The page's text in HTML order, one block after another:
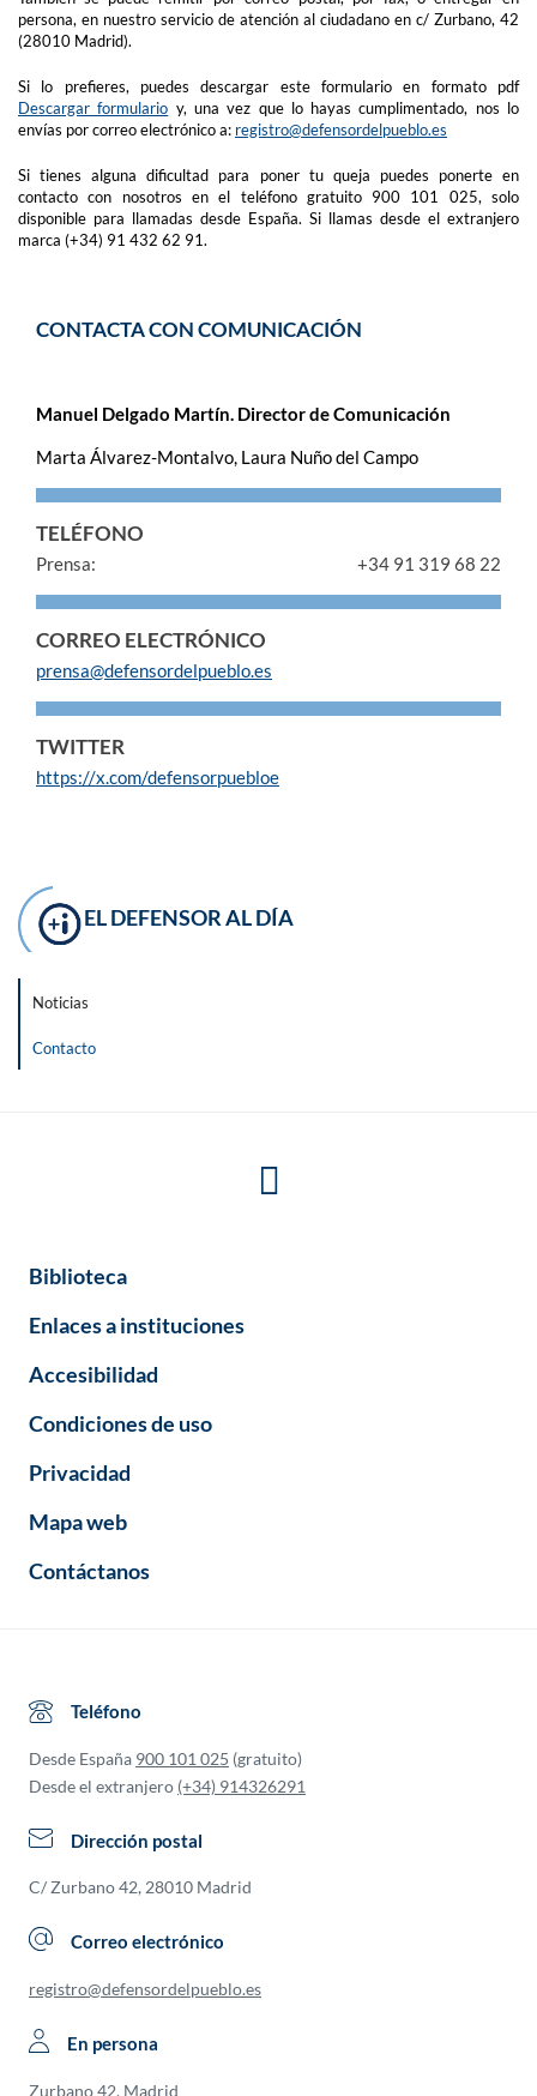
persona, en nuestro servicio de atención al ciudadano en c/ Zurbano, 42
(28010 Madrid).
Si lo prefieres, puedes descargar este formulario en formato pdf
Descargar formulario y, una vez que lo hayas cumplimentado, nos lo
envías por correo electrónico a: registro@defensordelpueblo.es
Si tienes alguna dificultad para poner tu queja puedes ponerte en
contacto con nosotros en el teléfono gratuito 900 101 025, solo
disponible para llamadas desde España. Si llamas desde el extranjero
marca (+34) 91 432 62 91.
CONTACTA CON COMUNICACIÓN
Manuel Delgado Martín. Director de Comunicación
Marta Álvarez-Montalvo, Laura Nuño del Campo
TELÉFONO
Prensa: +34 91 319 68 22
CORREO ELECTRÓNICO
prensa@defensordelpueblo.es
TWITTER
https://x.com/defensorpuebloe
EL DEFENSOR AL DÍA
Noticias
Contacto
Biblioteca
Enlaces a instituciones
Accesibilidad
Condiciones de uso
Privacidad
Mapa web
Contáctanos
Teléfono
Desde España 900 101 025 (gratuito)
Desde el extranjero (+34) 914326291
Dirección postal
C/ Zurbano 42, 28010 Madrid
Correo electrónico
registro@defensordelpueblo.es
En persona
Zurbano 42, Madrid